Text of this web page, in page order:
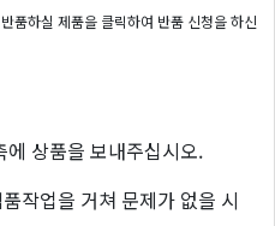
품하실 제품을 클릭하여 반품 신청을 하신
상품을 보내주십시오.
작업을 거쳐 문제가 없을 시